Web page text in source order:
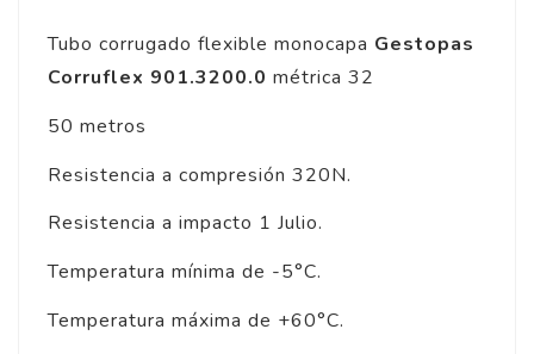
Tubo corrugado flexible monocapa Gestopas
Corruflex 901.3200.0 métrica 32
50 metros
Resistencia a compresión 320N.
Resistencia a impacto 1 Julio.
Temperatura mínima de -5°C.
Temperatura máxima de +60°C.